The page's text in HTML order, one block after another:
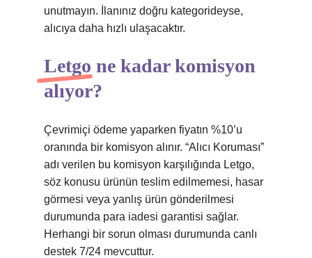
unutmayın. İlanınız doğru kategorideyse,
alıcıya daha hızlı ulaşacaktır.
Letgo ne kadar komisyon
alıyor?
Çevrimiçi ödeme yaparken fiyatın %10’u
oranında bir komisyon alınır. “Alıcı Koruması”
adı verilen bu komisyon karşılığında Letgo,
söz konusu ürünün teslim edilmemesi, hasar
görmesi veya yanlış ürün gönderilmesi
durumunda para iadesi garantisi sağlar.
Herhangi bir sorun olması durumunda canlı
destek 7/24 mevcuttur.